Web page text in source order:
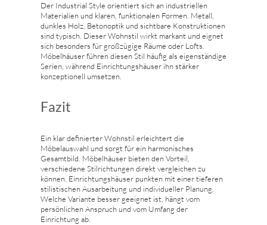
Der Industrial Style orientiert sich an industriellen
Materialien und klaren, funktionalen Formen. Metall,
dunkles Holz, Betonoptik und sichtbare Konstruktionen
sind typisch. Dieser Wohnstil wirkt markant und eignet
sich besonders für großzügige Räume oder Lofts.
Möbelhäuser führen diesen Stil häufig als eigenständige
Serien, während Einrichtungshäuser ihn stärker
konzeptionell umsetzen.
Fazit
Ein klar definierter Wohnstil erleichtert die
Möbelauswahl und sorgt für ein harmonisches
Gesamtbild. Möbelhäuser bieten den Vorteil,
verschiedene Stilrichtungen direkt vergleichen zu
können. Einrichtungshäuser punkten mit einer tieferen
stilistischen Ausarbeitung und individueller Planung.
Welche Variante besser geeignet ist, hängt vom
persönlichen Anspruch und vom Umfang der
Einrichtung ab.